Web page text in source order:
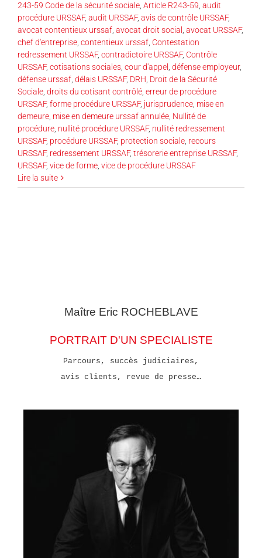
243-59 Code de la sécurité sociale Article R243-59 audit
procédure URSSAF, audit URSSAF, avis de contrôle URSSAF,
avocat contentieux urssaf avocat droit social avocat URSSAF,
chef d'entreprise contentieux urssaf Contestation
redressement URSSAF, contradictoire URSSAF, Contrôle
URSSAF, cotisations sociales cour d'appel défense employeur,
défense urssaf délais URSSAF, DRH Droit de la Sécurité
Sociale droits du cotisant contrôlé erreur de procédure
URSSAF, forme procédure URSSAF, jurisprudence mise en
demeure mise en demeure urssaf annulée Nullité de
procédure nullité procédure URSSAF, nullité redressement
URSSAF, procédure URSSAF, protection sociale recours
URSSAF, redressement URSSAF, trésorerie entreprise URSSAF,
URSSAF, vice de forme vice de procédure URSSAF
Lire la suite
Maître Eric ROCHEBLAVE
PORTRAIT D'UN SPECIALISTE
Parcours, succès judiciaires,
avis clients, revue de presse…